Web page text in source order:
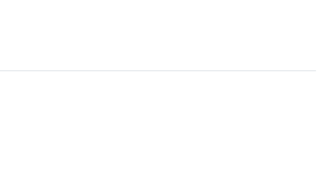
o sabor que vende e muda histórias.